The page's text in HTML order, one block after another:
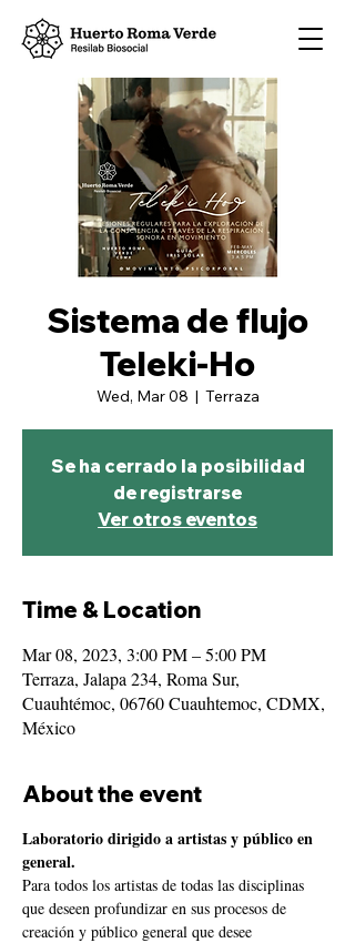
Sistema de flujo
Teleki-Ho
Wed, Mar 08
  |
Terraza
Se ha cerrado la posibilidad
de registrarse
Ver otros eventos
Time & Location
Mar 08, 2023, 3:00 PM – 5:00 PM
Terraza, Jalapa 234, Roma Sur,
Cuauhtémoc, 06760 Cuauhtemoc, CDMX,
México
About the event
Laboratorio dirigido a artistas y público en
general.
Para todos los artistas de todas las disciplinas
que deseen profundizar en sus procesos de
creación y público general que desee